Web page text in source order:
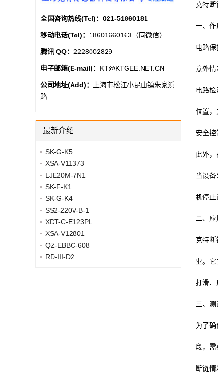
克特
一、作
电路
意外
电路
位置，
安全
此外
当设
机停止
二、
克特
业。
打滑、
三、测
为了
段，需
断链
全国咨询热线(Tel)： 021-51860181
移动电话(Tel)： 18601660163（同微信）
腾讯 QQ： 2228002829
电子邮箱(E-mail)： KT@KTGEE.NET.CN
公司地址(Add)：
上海市松江小昆山镇朱家浜
路
最新介绍
SK-G-K5
XSA-V11373
LJE20M-7N1
SK-F-K1
SK-G-K4
SS2-220V-B-1
XDT-C-E123PL
XSA-V12801
QZ-EBBC-608
RD-III-D2